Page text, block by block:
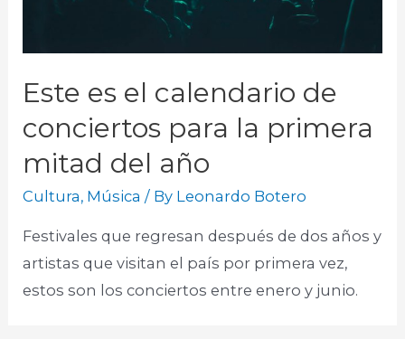
Este es el calendario de
conciertos para la primera
mitad del año
Cultura, Música / By Leonardo Botero
Festivales que regresan después de dos años y
artistas que visitan el país por primera vez,
estos son los conciertos entre enero y junio.